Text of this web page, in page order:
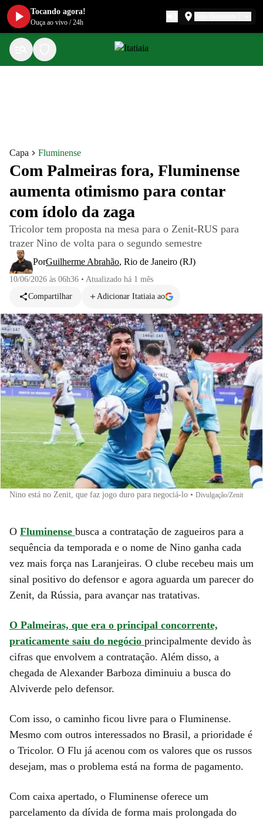
Capa Fluminense
Com Palmeiras fora, Fluminense
aumenta otimismo para contar
com ídolo da zaga
Tricolor tem proposta na mesa para o Zenit-RUS para
trazer Nino de volta para o segundo semestre
PorGuilherme Abrahão, Rio de Janeiro (RJ)
10/06/2026 às 06h36 • Atualizado há 1 mês
Compartilhar
Adicionar Itatiaia ao
Nino está no Zenit, que faz jogo duro para negociá-lo • Divulgação/Zenit
O Fluminense busca a contratação de zagueiros para a
sequência da temporada e o nome de Nino ganha cada
vez mais força nas Laranjeiras. O clube recebeu mais um
sinal positivo do defensor e agora aguarda um parecer do
Zenit, da Rússia, para avançar nas tratativas.
O Palmeiras, que era o principal concorrente,
praticamente saiu do negócio principalmente devido às
cifras que envolvem a contratação. Além disso, a
chegada de Alexander Barboza diminuiu a busca do
Alviverde pelo defensor.
Com isso, o caminho ficou livre para o Fluminense.
Mesmo com outros interessados no Brasil, a prioridade é
o Tricolor. O Flu já acenou com os valores que os russos
desejam, mas o problema está na forma de pagamento.
Com caixa apertado, o Fluminense oferece um
parcelamento da dívida de forma mais prolongada do
Tocando agora!
Ouça ao vivo /24h